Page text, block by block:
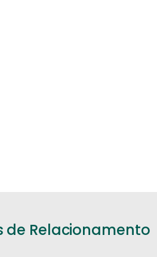
de Relacionamento